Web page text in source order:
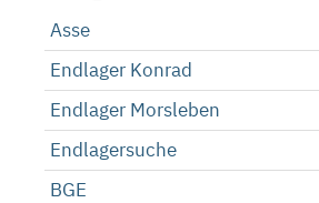
Asse
Endlager Konrad
Endlager Morsleben
Endlagersuche
BGE